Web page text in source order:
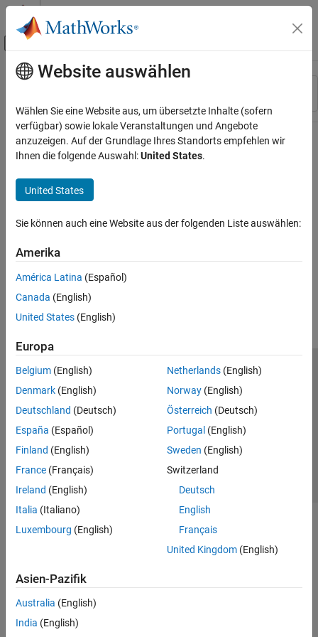
Weiter zum Inhalt
Umschaltung für Off-Canvas-
Ressource
Hauptinhalt
Website auswählen
Wählen Sie eine Website aus, um übersetzte Inhalte (sofern
verfügbar) sowie lokale Veranstaltungen und Angebote
anzuzeigen. Auf der Grundlage Ihres Standorts empfehlen wir
Ihnen die folgende Auswahl:United States.
United States
Sie können auch eine Website aus der folgenden Liste auswählen:
Amerika
América Latina (Español)
Canada (English)
United States (English)
Europa
Belgium (English)
Denmark (English)
Deutschland (Deutsch)
España (Español)
Finland (English)
France (Français)
Ireland (English)
Italia (Italiano)
Luxembourg (English)
Netherlands(English)
Norway(English)
Österreich (Deutsch)
Portugal (English)
Sweden (English)
Switzerland
Deutsch
English
Français
United Kingdom(English)
Asien-Pazifik
Australia (English)
India (English)
Trust Center
Datenschutz-Richtlinien
Datendiebstahl verhindern
Status von Anwendungen
© 1994-2026 The MathWorks, Inc.
Website auswählen
Deutschland